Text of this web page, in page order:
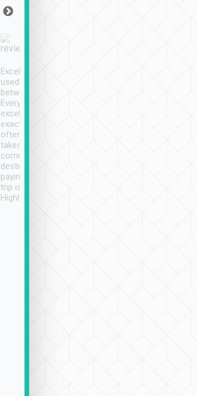
Excellent service. We have
used Tripool to travel
between cities in Taiwan.
Every driver has been
excellent and arrives
exactly on time. As there is
often limited English it
takes the difficulty out of
communicating the
destination details and
paying online prior to the
trip is very convenient.
Highly recommended